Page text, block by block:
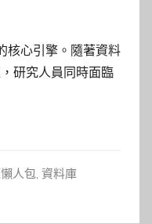
核心引擎。隨著資料
研究人員同時面臨
大，若底層數據無
人包 資料庫